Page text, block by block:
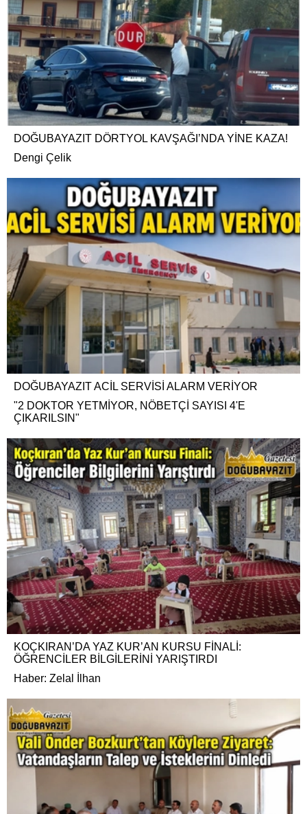
DOĞUBAYAZIT DÖRTYOL KAVŞAĞI’NDA YİNE KAZA!
Dengi Çelik
DOĞUBAYAZIT ACİL SERVİSİ ALARM VERİYOR
"2 DOKTOR YETMİYOR, NÖBETÇİ SAYISI 4'E
ÇIKARILSIN"
KOÇKIRAN’DA YAZ KUR’AN KURSU FİNALİ:
ÖĞRENCİLER BİLGİLERİNİ YARIŞTIRDI
Haber: Zelal İlhan